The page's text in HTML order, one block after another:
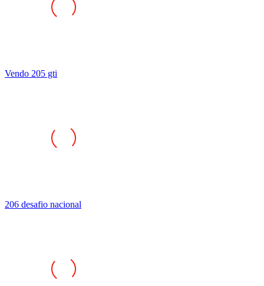
Vendo 205 gti
206 desafio nacional